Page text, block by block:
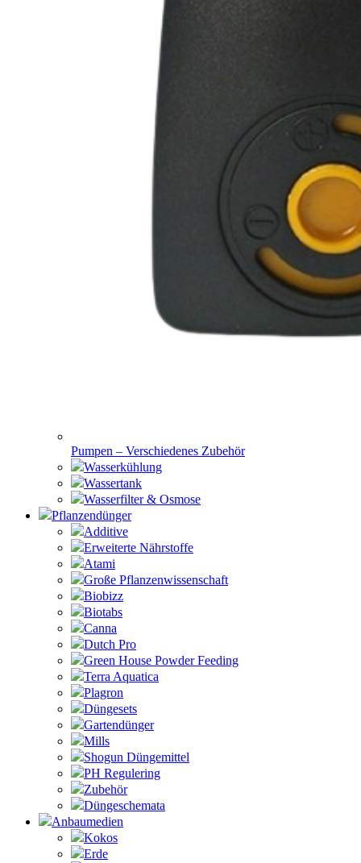
Pumpen – Verschiedenes Zubehör
Wasserkühlung
Wassertank
Wasserfilter & Osmose
Pflanzendünger
Additive
Erweiterte Nährstoffe
Atami
Große Pflanzenwissenschaft
Biobizz
Biotabs
Canna
Dutch Pro
Green House Powder Feeding
Terra Aquatica
Plagron
Düngesets
Gartendünger
Mills
Shogun Düngemittel
PH Regulering
Zubehör
Düngeschemata
Anbaumedien
Kokos
Erde